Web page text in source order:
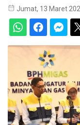
Jumat, 13 Maret